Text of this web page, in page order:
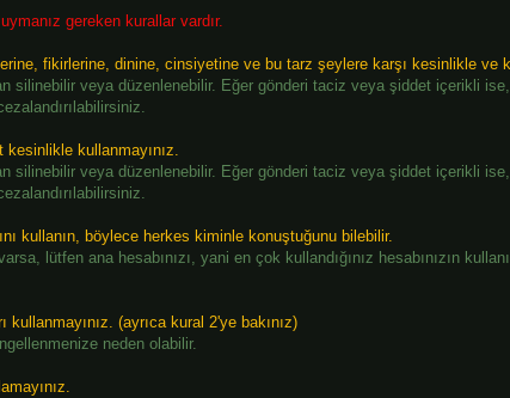
gereken kurallar vardır.
fikirlerine, dinine, cinsiyetine ve bu tarz şeylere karşı kesinlikle ve
silinebilir veya düzenlenebilir. Eğer gönderi taciz veya şiddet içerikli
kullanmayınız.
silinebilir veya düzenlenebilir. Eğer gönderi taciz veya şiddet içerikli
kullanın, böylece herkes kiminle konuştuğunu bilebilir.
lütfen ana hesabınızı, yani en çok kullandığınız hesabınızın
kullanmayınız. (ayrıca kural 2'ye bakınız)
neden olabilir.